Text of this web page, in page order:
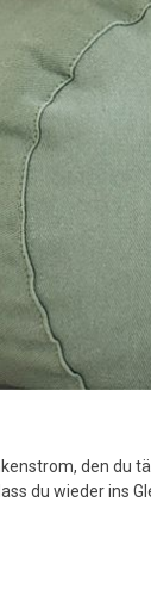
von
und
den du
du wieder ins